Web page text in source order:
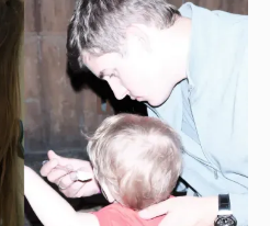
Наталья с
на яхте